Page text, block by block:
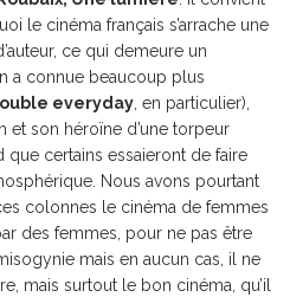
le cinéma français s’arrache une
ce qui demeure un
a connue beaucoup plus
everyday, en particulier),
et son héroïne d’une torpeur
que certains essaieront de faire
Nous avons pourtant
colonnes le cinéma de femmes
des femmes, pour ne pas être
mais en aucun cas, il ne
mais surtout le bon cinéma, qu’il